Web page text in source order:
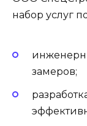
набор услуг
замеров;